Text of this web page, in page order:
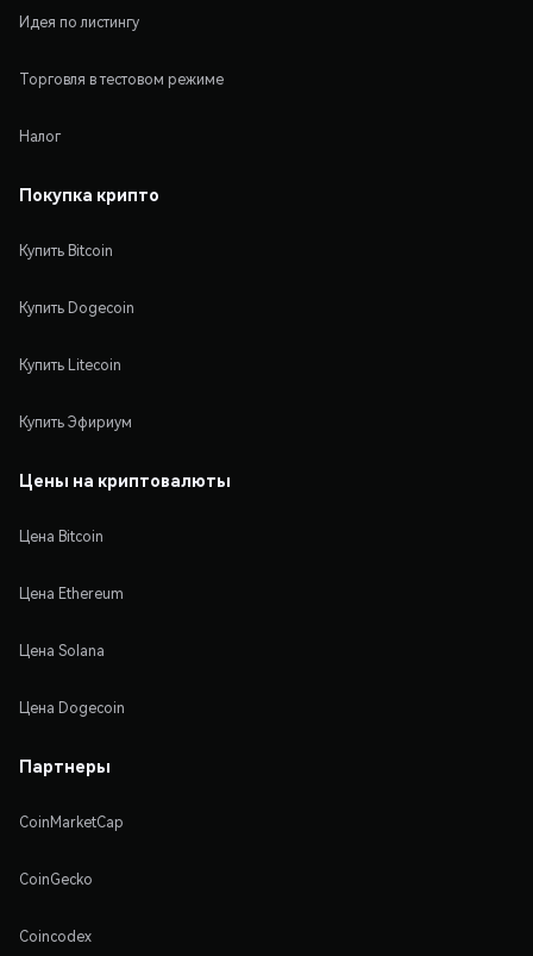
Идея по листингу
Торговля в тестовом режиме
Налог
Покупка крипто
Купить Bitcoin
Купить Dogecoin
Купить Litecoin
Купить Эфириум
Цены на криптовалюты
Цена Bitcoin
Цена Ethereum
Цена Solana
Цена Dogecoin
Партнеры
CoinMarketCap
CoinGecko
Coincodex